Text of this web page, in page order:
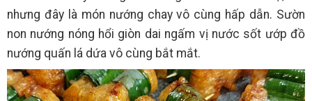
nhưng đây là món nướng chay vô cùng hấp dẫn. Sườn
non nướng nóng hổi giòn dai ngấm vị nước sốt ướp đồ
nướng quấn lá dứa vô cùng bắt mắt.